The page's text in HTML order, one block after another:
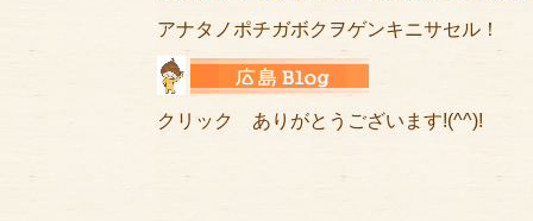
アナタノポチガボクヲゲンキニサセル！
クリック ありがとうございます!(^^)!